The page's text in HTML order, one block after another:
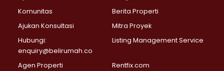
Properti Dijual di Pondok Labu >
Properti Dijual di Lenteng Agung >
Properti Dijual di Senayan >
Properti Dijual di Pondok Pinang >
Komunitas
Berita Properti
Ajukan Konsultasi
Mitra Proyek
Hubungi:
enquiry@belirumah.co
Listing Management Service
Agen Properti Rentfix.com